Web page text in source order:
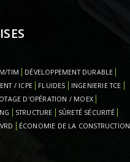
TIM
DÉVELOPPEMENT DURABLE
/ ICPE
FLUIDES
INGENIERIE TCE
D'OPÉRATION / MOEX
STRUCTURE
SÛRETÉ SÉCURITÉ
VRD ÉCONOMIE DE LA CONSTRUCTION